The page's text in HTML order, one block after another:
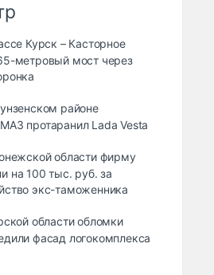
Курск – Касторное
метровый мост через
районе
протаранил Lada Vesta
области фирму
на 100 тыс. руб. за
экс-таможенника
области обломки
фасад логокомплекса